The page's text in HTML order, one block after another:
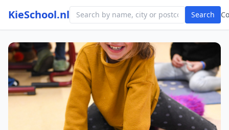
KieSchool.nl Search